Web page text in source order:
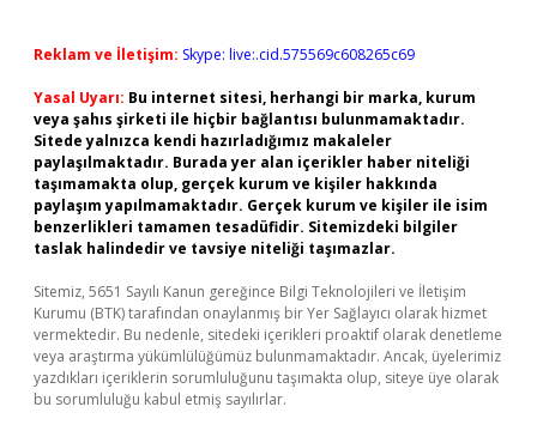
Reklam ve İletişim: Skype: live:.cid.575569c608265c69
Yasal Uyarı: Bu internet sitesi, herhangi bir marka, kurum
veya şahıs şirketi ile hiçbir bağlantısı bulunmamaktadır.
Sitede yalnızca kendi hazırladığımız makaleler
paylaşılmaktadır. Burada yer alan içerikler haber niteliği
taşımamakta olup, gerçek kurum ve kişiler hakkında
paylaşım yapılmamaktadır. Gerçek kurum ve kişiler ile isim
benzerlikleri tamamen tesadüfidir. Sitemizdeki bilgiler
taslak halindedir ve tavsiye niteliği taşımazlar.
Sitemiz, 5651 Sayılı Kanun gereğince Bilgi Teknolojileri ve İletişim
Kurumu (BTK) tarafından onaylanmış bir Yer Sağlayıcı olarak hizmet
vermektedir. Bu nedenle, sitedeki içerikleri proaktif olarak denetleme
veya araştırma yükümlülüğümüz bulunmamaktadır. Ancak, üyelerimiz
yazdıkları içeriklerin sorumluluğunu taşımakta olup, siteye üye olarak
bu sorumluluğu kabul etmiş sayılırlar.